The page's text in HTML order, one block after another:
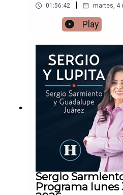
01:56:42 martes, 4
Play
Sergio
Programa lunes